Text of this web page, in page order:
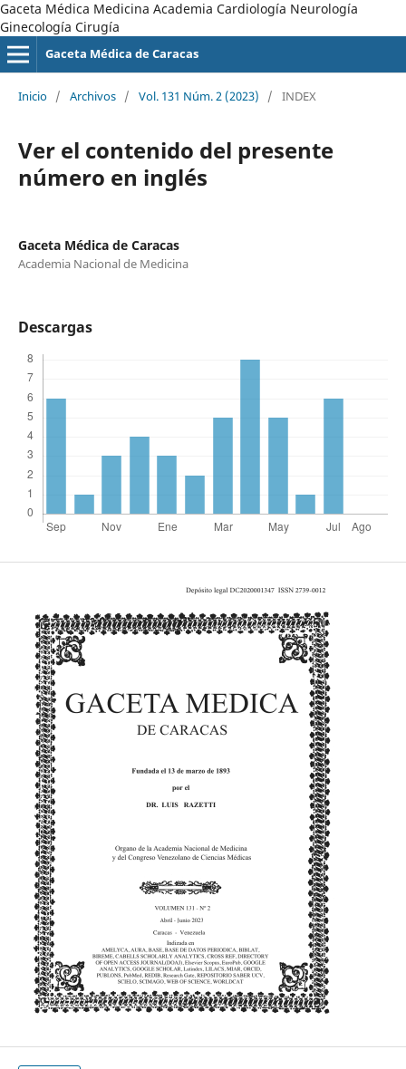
Gaceta Médica Medicina Academia Cardiología Neurología
Ginecología Cirugía
Gaceta Médica de Caracas
Inicio / Archivos / Vol. 131 Núm. 2 (2023) / INDEX
Ver el contenido del presente
número en inglés
Gaceta Médica de Caracas
Academia Nacional de Medicina
Descargas